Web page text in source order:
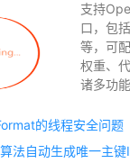
支持
口，包
等，可
权重、
诸多功
的线程安全问题
法自动生成唯一主键